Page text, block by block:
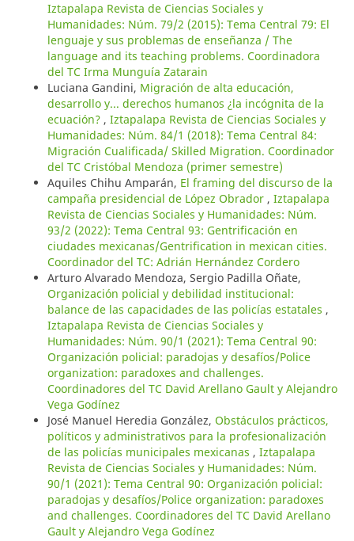
Iztapalapa Revista de Ciencias Sociales y
Humanidades: Núm. 79/2 (2015): Tema Central 79: El
lenguaje y sus problemas de enseñanza / The
language and its teaching problems. Coordinadora
del TC Irma Munguía Zatarain
Luciana Gandini, Migración de alta educación,
desarrollo y... derechos humanos ¿la incógnita de la
ecuación? , Iztapalapa Revista de Ciencias Sociales y
Humanidades: Núm. 84/1 (2018): Tema Central 84:
Migración Cualificada/ Skilled Migration. Coordinador
del TC Cristóbal Mendoza (primer semestre)
Aquiles Chihu Amparán, El framing del discurso de la
campaña presidencial de López Obrador , Iztapalapa
Revista de Ciencias Sociales y Humanidades: Núm.
93/2 (2022): Tema Central 93: Gentrificación en
ciudades mexicanas/Gentrification in mexican cities.
Coordinador del TC: Adrián Hernández Cordero
Arturo Alvarado Mendoza, Sergio Padilla Oñate,
Organización policial y debilidad institucional:
balance de las capacidades de las policías estatales ,
Iztapalapa Revista de Ciencias Sociales y
Humanidades: Núm. 90/1 (2021): Tema Central 90:
Organización policial: paradojas y desafíos/Police
organization: paradoxes and challenges.
Coordinadores del TC David Arellano Gault y Alejandro
Vega Godínez
José Manuel Heredia González, Obstáculos prácticos,
políticos y administrativos para la profesionalización
de las policías municipales mexicanas , Iztapalapa
Revista de Ciencias Sociales y Humanidades: Núm.
90/1 (2021): Tema Central 90: Organización policial:
paradojas y desafíos/Police organization: paradoxes
and challenges. Coordinadores del TC David Arellano
Gault y Alejandro Vega Godínez